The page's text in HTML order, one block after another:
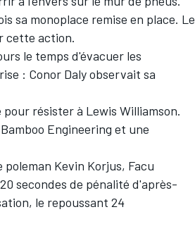
sa monoplace remise en place. Le
cette action.
le temps d'évacuer les
: Conor Daly observait sa
résister à Lewis Williamson.
Engineering et une
Kevin Korjus, Facu
secondes de pénalité d'après-
le repoussant 24